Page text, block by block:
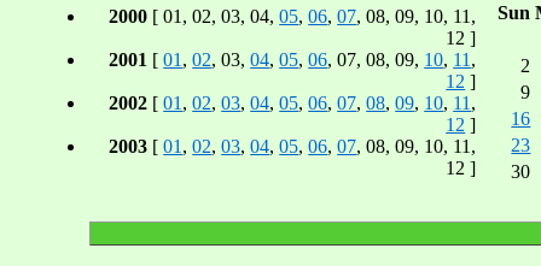
2000 [ 01, 02, 03, 04,05,06,07, 08, 09, 10, 11,
12 ]
2001 [01 ,02, 03,04,05,06, 07, 08, 09, 10, 11 ,
12 ]
2002 [01 ,02,03,04,05,06,07,08,09, 10, 11 ,
12 ]
2003 [01 ,02,03,04,05,06,07, 08, 09, 10, 11,
12 ]
Sun
2
9
16
23
30